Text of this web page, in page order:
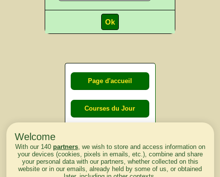
Page d'accueil
Courses du Jour
lendemain
Courses
Welcome
With our 140 partners, we wish to store and access information on
your devices (cookies, pixels in emails, etc.), combine and share
your personal data with our partners, whether collected on this
website or in our emails, already held by some of us, or obtained